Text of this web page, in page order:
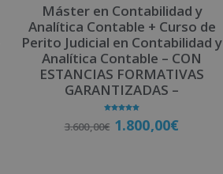
Máster en Contabilidad y
Analítica Contable + Curso de
Perito Judicial en Contabilidad y
Analítica Contable – CON
ESTANCIAS FORMATIVAS
GARANTIZADAS –
con
5.00
3.600,00€ 1.800,00€